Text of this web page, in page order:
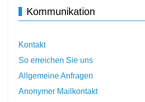
Kommunikation
Kontakt
So erreichen Sie uns
Allgemeine Anfragen
Anonymer Mailkontakt